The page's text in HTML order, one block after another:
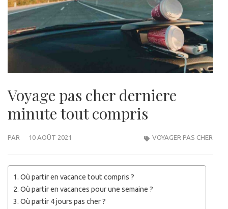
Voyage pas cher derniere
minute tout compris
PAR 10 AOÛT 2021 VOYAGER PAS CHER
Où partir en vacance tout compris ?
Où partir en vacances pour une semaine ?
Où partir 4 jours pas cher ?